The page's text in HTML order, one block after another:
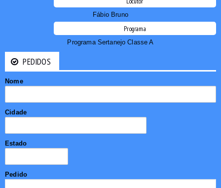
Fábio Bruno
Programa
Programa Sertanejo Classe A
PEDIDOS
Nome
Cidade
Estado
Pedido